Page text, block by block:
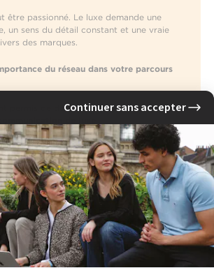
être passionné. Le luxe demande une
un sens du détail constant et une vraie
des marques.
du réseau dans votre parcours
permis de développer un véritable
exemple, une ancienne co-stagiaire
mon CV en interne lorsqu’un
Mon profil correspondait aux attentes,
concrétisée naturellement.
très ouvert aux échanges avec les
de communication EFAP. Je réponds
aux messages sur LinkedIn, car je sais
un conseil ou un retour d’expérience
le secteur de la
communication et du